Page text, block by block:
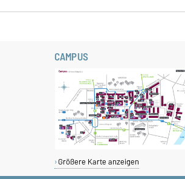
CAMPUS
Größere Karte anzeigen